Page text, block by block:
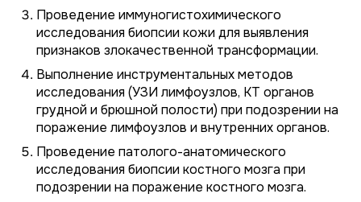
Проведение иммуногистохимического
исследования биопсии кожи для выявления
признаков злокачественной трансформации.
Выполнение инструментальных методов
исследования (УЗИ лимфоузлов, КТ органов
грудной и брюшной полости) при подозрении на
поражение лимфоузлов и внутренних органов.
Проведение патолого-анатомического
исследования биопсии костного мозга при
подозрении на поражение костного мозга.